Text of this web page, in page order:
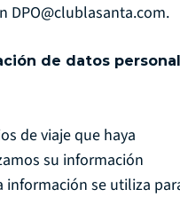
DPO@clublasanta.com.
de datos
de viaje que haya
su información
información se utiliza